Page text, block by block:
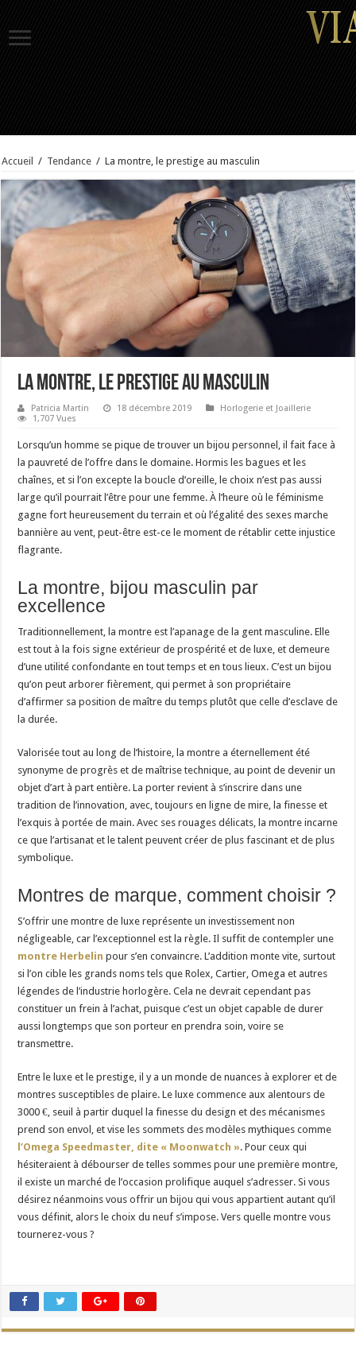
Accueil / Tendance / La montre, le prestige au masculin
La montre, le prestige au masculin
Patricia Martin 18 décembre 2019
Horlogerie et Joaillerie
1,707 Vues
Lorsqu’un homme se pique de trouver un bijou personnel, il fait face à
la pauvreté de l’offre dans le domaine. Hormis les bagues et les
chaînes, et si l’on excepte la boucle d’oreille, le choix n’est pas aussi
large qu’il pourrait l’être pour une femme. À l’heure où le féminisme
gagne fort heureusement du terrain et où l’égalité des sexes marche
bannière au vent, peut-être est-ce le moment de rétablir cette injustice
flagrante.
La montre, bijou masculin par
excellence
Traditionnellement, la montre est l’apanage de la gent masculine. Elle
est tout à la fois signe extérieur de prospérité et de luxe, et demeure
d’une utilité confondante en tout temps et en tous lieux. C’est un bijou
qu’on peut arborer fièrement, qui permet à son propriétaire
d’affirmer sa position de maître du temps plutôt que celle d’esclave de
la durée.
Valorisée tout au long de l’histoire, la montre a éternellement été
synonyme de progrès et de maîtrise technique, au point de devenir un
objet d’art à part entière. La porter revient à s’inscrire dans une
tradition de l’innovation, avec, toujours en ligne de mire, la finesse et
l’exquis à portée de main. Avec ses rouages délicats, la montre incarne
ce que l’artisanat et le talent peuvent créer de plus fascinant et de plus
symbolique.
Montres de marque, comment choisir ?
S’offrir une montre de luxe représente un investissement non
négligeable, car l’exceptionnel est la règle. Il suffit de contempler une
montre Herbelin pour s’en convaincre. L’addition monte vite, surtout
si l’on cible les grands noms tels que Rolex, Cartier, Omega et autres
légendes de l’industrie horlogère. Cela ne devrait cependant pas
constituer un frein à l’achat, puisque c’est un objet capable de durer
aussi longtemps que son porteur en prendra soin, voire se
transmettre.
Entre le luxe et le prestige, il y a un monde de nuances à explorer et de
montres susceptibles de plaire. Le luxe commence aux alentours de
3000 €, seuil à partir duquel la finesse du design et des mécanismes
prend son envol, et vise les sommets des modèles mythiques comme
l’Omega Speedmaster, dite « Moonwatch ». Pour ceux qui
hésiteraient à débourser de telles sommes pour une première montre,
il existe un marché de l’occasion prolifique auquel s’adresser. Si vous
désirez néanmoins vous offrir un bijou qui vous appartient autant qu’il
vous définit, alors le choix du neuf s’impose. Vers quelle montre vous
tournerez-vous ?